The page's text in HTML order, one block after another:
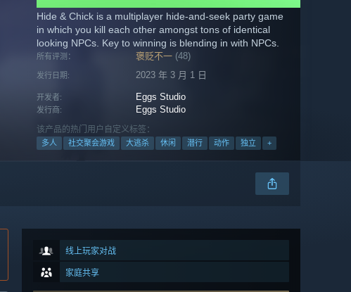
Hide & Chick is a multiplayer hide-and-seek party game
in which you kill each other amongst tons of identical
looking NPCs. Key to winning is blending in with NPCs.
所有评测： 褒贬不一 (48)
发行日期: 2023 年 3 月 1 日
开发者: Eggs Studio
发行商: Eggs Studio
该产品的热门用户自定义标签：
多人 社交聚会游戏 大逃杀 休闲 潜行 动作 独立 +
线上玩家对战
家庭共享